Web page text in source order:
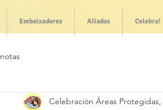
Celebración Áreas
Embaixadores Aliados Celebra!